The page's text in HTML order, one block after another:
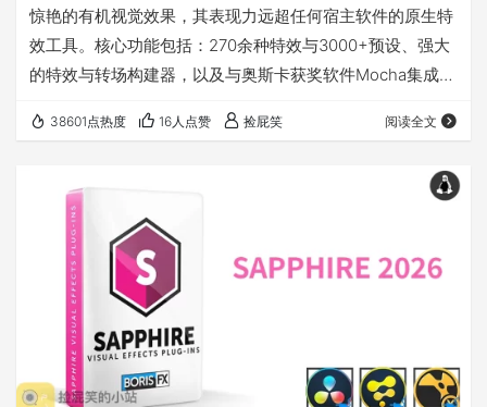
惊艳的有机视觉效果，其表现力远超任何宿主软件的原生特
效工具。核心功能包括：270余种特效与3000+预设、强大
的特效与转场构建器，以及与奥斯卡获奖软件Mocha集成的
染速度可大幅节省时间——让创作者专注于核心价值，打造
更多关于Sapphire2026的介绍及教程：点击前往 兼容及支
持 兼容及支持 具体支持的版本请查阅：点击…
38601点热度 16人点赞 捡屁笑 阅读全文